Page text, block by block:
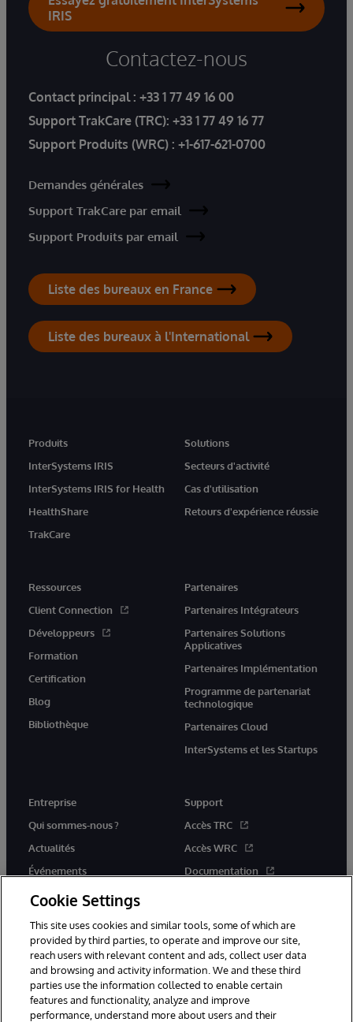
IRIS
Contactez-nous
Contact principal : +33 1 77 49 16 00
Support TrakCare (TRC): +33 1 77 49 16 77
Support Produits (WRC) : +1-617-621-0700
Demandes générales
Support TrakCare par email
Support Produits par email
Liste des bureaux en France
Liste des bureaux à l'International
Produits
InterSystems IRIS
InterSystems IRIS for Health
HealthShare
TrakCare
Solutions
Secteurs d'activité
Cas d'utilisation
Retours d'expérience réussie
Ressources
Client Connection
Développeurs
Formation
Certification
Blog
Bibliothèque
Partenaires
Partenaires Intégrateurs
Partenaires Solutions
Applicatives
Partenaires Implémentation
Programme de partenariat
technologique
Partenaires Cloud
InterSystems et les Startups
Entreprise
Qui sommes-nous ?
Actualités
Événements
Rejoignez-nous
Support
Accès TRC
Accès WRC
Documentation
© 1996-2026 InterSystems Corporation, Boston, MA. Tous droits
réservés.
Cookie Settings
This site uses cookies and similar tools, some of which are
provided by third parties, to operate and improve our site,
reach users with relevant content and ads, collect user data
and browsing and activity information. We and these third
parties use the information collected to enable certain
features and functionality, analyze and improve
performance, understand more about users and their